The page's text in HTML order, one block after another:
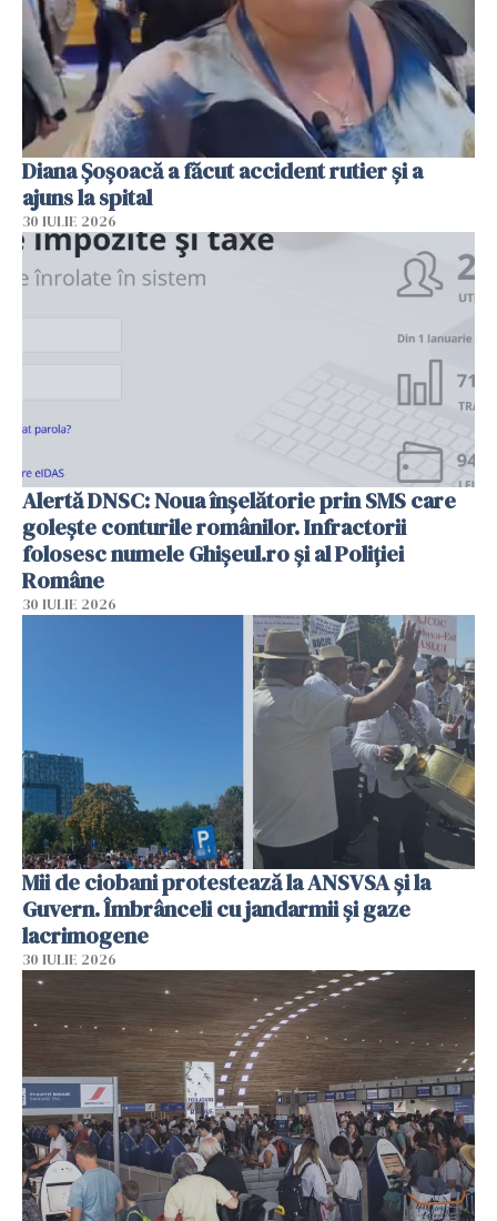
Diana Șoșoacă a făcut accident rutier și a
ajuns la spital
30 IULIE 2026
Alertă DNSC: Noua înșelătorie prin SMS care
golește conturile românilor. Infractorii
folosesc numele Ghișeul.ro și al Poliției
Române
30 IULIE 2026
Mii de ciobani protestează la ANSVSA și la
Guvern. Îmbrânceli cu jandarmii și gaze
lacrimogene
30 IULIE 2026